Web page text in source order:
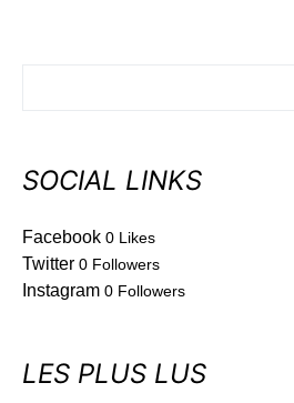
SOCIAL LINKS
Facebook 0 Likes
Twitter 0 Followers
Instagram 0 Followers
LES PLUS LUS